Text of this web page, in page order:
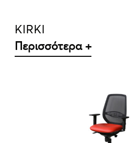
KIRKI
Περισσότερα +
ΛΕΠΤΟΜΈΡΕΙΕΣ